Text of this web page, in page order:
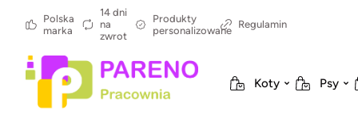
Polska
marka
14 dni
na
zwrot
Produkty
personalizowane Regulamin
Koty Psy